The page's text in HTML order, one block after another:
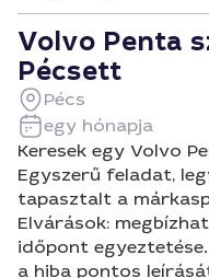
Volvo Penta
Pécsett
Pécs
egy hónapja
Keresek egy Volvo
Egyszerű feladat,
tapasztalt a
Elvárások:
időpont
a hiba pontos